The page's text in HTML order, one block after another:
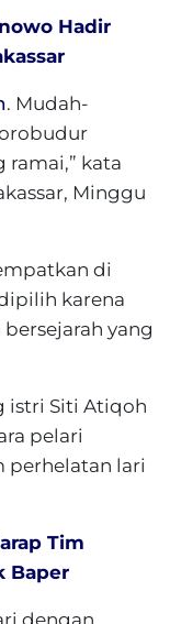
Hadir
. Mudah-
ramai,” kata
Minggu
di
karena
yang
istri Siti Atiqoh
pelari
perhelatan lari
Tim
Baper
dengan